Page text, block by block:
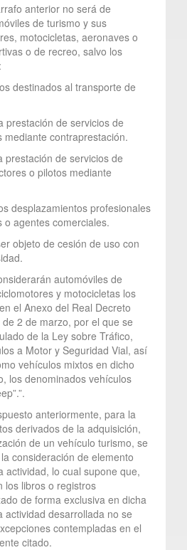
anterior no será de
de turismo y sus
motocicletas, aeronaves o
o de recreo, salvo los
destinados al transporte de
prestación de servicios de
contraprestación.
prestación de servicios de
o pilotos mediante
desplazamientos profesionales
agentes comerciales.
objeto de cesión de uso con
automóviles de
y motocicletas los
el Anexo del Real Decreto
2 de marzo, por el que se
de la Ley sobre Tráfico,
a Motor y Seguridad Vial, así
vehículos mixtos en dicho
los denominados vehículos
anteriormente, para la
derivados de la adquisición,
de un vehículo turismo, se
consideración de elemento
actividad, lo cual supone que,
los libros o registros
de forma exclusiva en dicha
actividad desarrollada no se
contempladas en el
citado.